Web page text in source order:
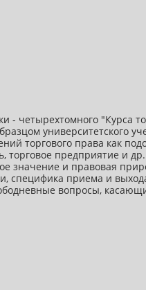
- четырехтомного "Курса
университетского
торгового права как
торговое предприятие и
значение и правовая
приема и
вопросы,